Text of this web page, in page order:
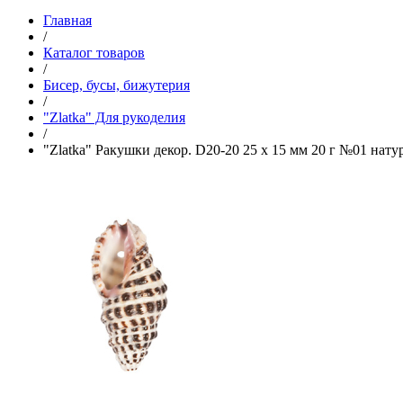
Главная
/
Каталог товаров
/
Бисер, бусы, бижутерия
/
"Zlatka" Для рукоделия
/
"Zlatka" Ракушки декор. D20-20 25 x 15 мм 20 г №01